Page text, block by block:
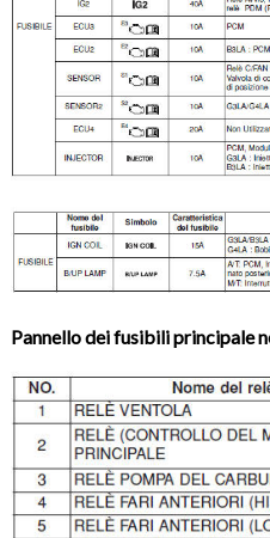
Pannello dei fusibili principale